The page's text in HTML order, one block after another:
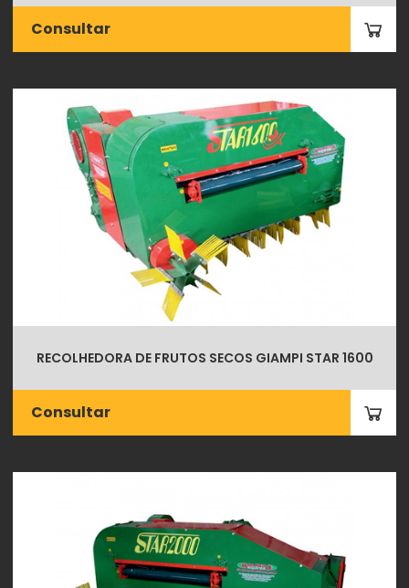
Consultar
RECOLHEDORA DE FRUTOS SECOS GIAMPI STAR 1600
Consultar